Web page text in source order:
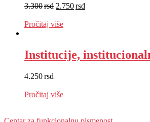
3.300rsd 2.750rsd
Pročitaj više
Institucije,
4.250rsd
Pročitaj više